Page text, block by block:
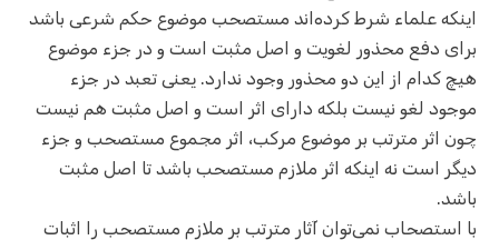
اینکه علماء شرط کرده‌اند مستصحب موضوع حکم شرعی باشد
برای دفع محذور لغویت و اصل مثبت است و در جزء موضوع
هیچ کدام از این دو محذور وجود ندارد. یعنی تعبد در جزء
موجود لغو نیست بلکه دارای اثر است و اصل مثبت هم نیست
چون اثر مترتب بر موضوع مرکب، اثر مجموع مستصحب و جزء
دیگر است نه اینکه اثر ملازم مستصحب باشد تا اصل مثبت
باشد.
با استصحاب نمی‌توان آثار مترتب بر ملازم مستصحب را اثبات